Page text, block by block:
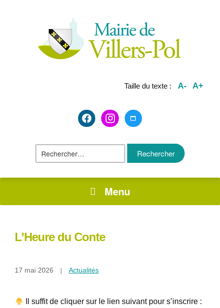
Taille du texte : A- A+
facebook2instagrammaximize
Rechercher :
Menu
L’Heure du Conte
17 mai 2026 Actualités
Il suffit de cliquer sur le lien suivant pour s’inscrire :